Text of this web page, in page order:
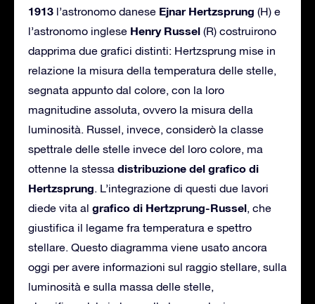
1913 l’astronomo danese Ejnar Hertzsprung (H) e
l’astronomo inglese Henry Russel (R) costruirono
dapprima due grafici distinti: Hertzsprung mise in
relazione la misura della temperatura delle stelle,
segnata appunto dal colore, con la loro
magnitudine assoluta, ovvero la misura della
luminosità. Russel, invece, considerò la classe
spettrale delle stelle invece del loro colore, ma
ottenne la stessa distribuzione del grafico di
Hertzsprung. L’integrazione di questi due lavori
diede vita al grafico di Hertzprung-Russel, che
giustifica il legame fra temperatura e spettro
stellare. Questo diagramma viene usato ancora
oggi per avere informazioni sul raggio stellare, sulla
luminosità e sulla massa delle stelle,